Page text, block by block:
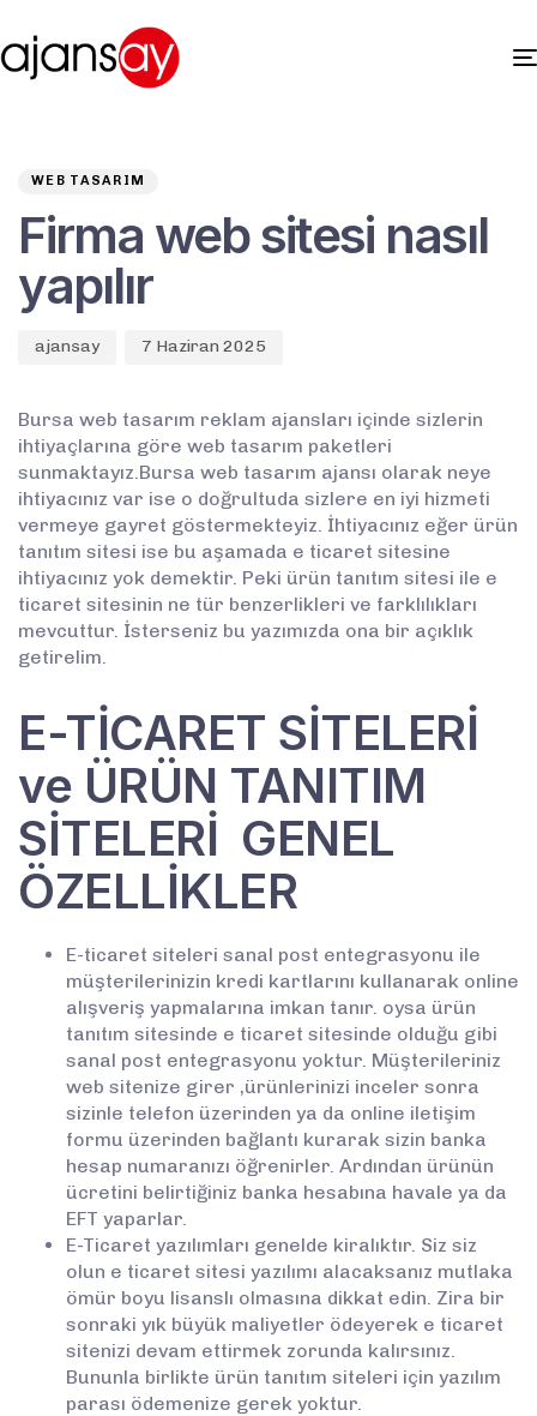
WEB TASARIM
Firma web sitesi nasıl
yapılır
ajansay 7 Haziran 2025
Bursa web tasarım reklam ajansları içinde sizlerin
ihtiyaçlarına göre web tasarım paketleri
sunmaktayız.Bursa web tasarım ajansı olarak neye
ihtiyacınız var ise o doğrultuda sizlere en iyi hizmeti
vermeye gayret göstermekteyiz. İhtiyacınız eğer ürün
tanıtım sitesi ise bu aşamada e ticaret sitesine
ihtiyacınız yok demektir. Peki ürün tanıtım sitesi ile e
ticaret sitesinin ne tür benzerlikleri ve farklılıkları
mevcuttur. İsterseniz bu yazımızda ona bir açıklık
getirelim.
E-TİCARET SİTELERİ
ve ÜRÜN TANITIM
SİTELERİ GENEL
ÖZELLİKLER
E-ticaret siteleri sanal post entegrasyonu ile
müşterilerinizin kredi kartlarını kullanarak online
alışveriş yapmalarına imkan tanır. oysa ürün
tanıtım sitesinde e ticaret sitesinde olduğu gibi
sanal post entegrasyonu yoktur. Müşterileriniz
web sitenize girer ,ürünlerinizi inceler sonra
sizinle telefon üzerinden ya da online iletişim
formu üzerinden bağlantı kurarak sizin banka
hesap numaranızı öğrenirler. Ardından ürünün
ücretini belirtiğiniz banka hesabına havale ya da
EFT yaparlar.
E-Ticaret yazılımları genelde kiralıktır. Siz siz
olun e ticaret sitesi yazılımı alacaksanız mutlaka
ömür boyu lisanslı olmasına dikkat edin. Zira bir
sonraki yık büyük maliyetler ödeyerek e ticaret
sitenizi devam ettirmek zorunda kalırsınız.
Bununla birlikte ürün tanıtım siteleri için yazılım
parası ödemenize gerek yoktur.